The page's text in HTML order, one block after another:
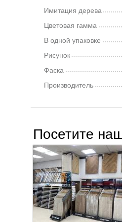
Имитация дерева
Цветовая гамма
В одной упаковке
Рисунок
Фаска
Производитель
Посетите